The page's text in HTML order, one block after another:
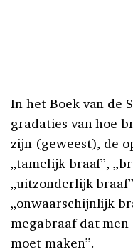
In het Boek van de
gradaties van hoe
zijn (geweest), de
„tamelijk braaf”,
„uitzonderlijk
„onwaarschijnlijk
megabraaf dat
moet maken”.